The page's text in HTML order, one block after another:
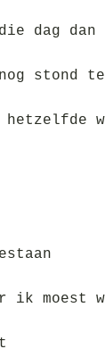
dag dan
stond te
hetzelfde
ik moest